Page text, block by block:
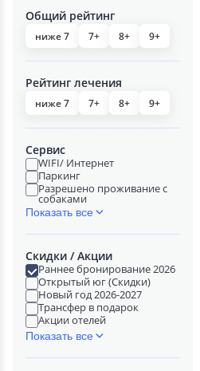
Общий рейтинг
ниже 7 7+ 8+ 9+
Рейтинг лечения
ниже 7 7+ 8+ 9+
Сервис
WIFI/ Интернет
Паркинг
Разрешено проживание с
собаками
Показать все
Скидки / Акции
Раннее бронирование 2026
Открытый юг (Скидки)
Новый год 2026-2027
Трансфер в подарок
Акции отелей
Показать все